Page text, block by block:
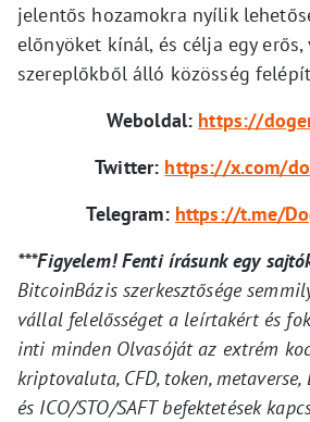
jelentős hozamokra nyílik
előnyöket kínál, és célja egy
szereplőkből álló közösség
Weboldal: https://
Twitter: https://x.com/
Telegram: https://t.me/
***Figyelem! Fenti írásunk egy
BitcoinBázis szerkesztősége
vállal felelősséget a leírtakért és
inti minden Olvasóját az extrém
kriptovaluta, CFD, token,
és ICO/STO/SAFT befektetések